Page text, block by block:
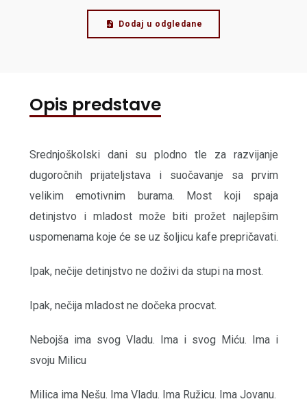
Dodaj u odgledane
Opis predstave
Srednjoškolski dani su plodno tle za razvijanje
dugoročnih prijateljstava i suočavanje sa prvim
velikim emotivnim burama. Most koji spaja
detinjstvo i mladost može biti prožet najlepšim
uspomenama koje će se uz šoljicu kafe prepričavati.
Ipak, nečije detinjstvo ne doživi da stupi na most.
Ipak, nečija mladost ne dočeka procvat.
Nebojša ima svog Vladu. Ima i svog Miću. Ima i
svoju Milicu
Milica ima Nešu. Ima Vladu. Ima Ružicu. Ima Jovanu.